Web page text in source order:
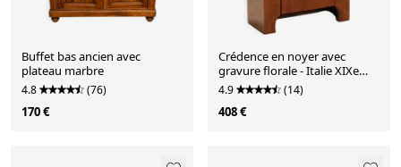
Buffet bas ancien avec
plateau marbre
4.8 (76)
170 €
Crédence en noyer avec
gravure florale - Italie XIXe
siècle
4.9 (14)
408 €